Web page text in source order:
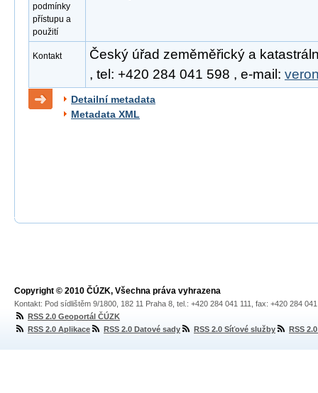
podmínky
přístupu a
použití
Kontakt
Český úřad zeměměřický a
, tel: +420 284 041 598 , e-mail:
Detailní metadata
Metadata XML
Copyright © 2010 ČÚZK, Všechna práva vyhrazena
Kontakt: Pod sídlištěm 9/1800, 182 11 Praha 8, tel.: +420 284 041 111, fax: +420 284
RSS 2.0 Geoportál ČÚZK
RSS 2.0 Aplikace
RSS 2.0 Datové sady RSS 2.0 Síťové služby RSS